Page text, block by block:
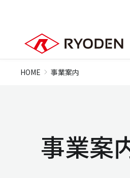
HOME 事業案内
事業案